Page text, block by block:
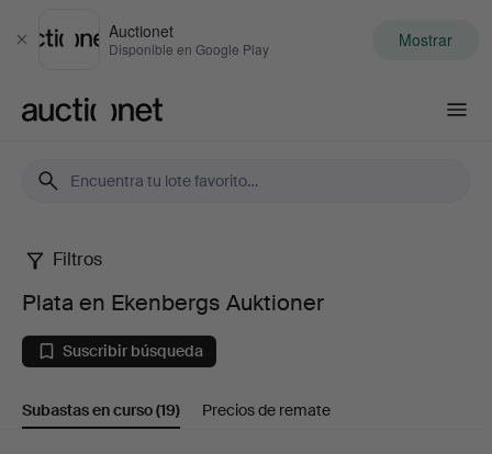
Cerrar
Auctionet
Disponible en Google Play Mostrar
Plata
en
Ekenbergs
Auktioner
Filtros
Plata en Ekenbergs Auktioner
Suscribir búsqueda
Subastas en curso(19) Precios de remate